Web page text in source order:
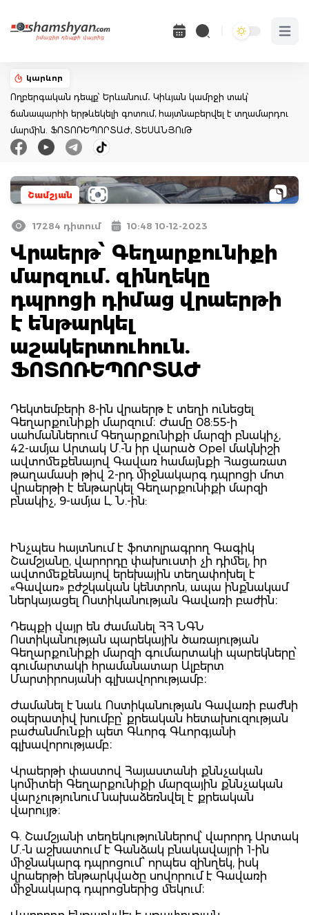
Open
կարևոր
Ողբերգական դեպք՝ Երևանում․ Կիևյան կամրջի տակ՝
ճանապարհի երթևեկելի գոտում, հայտնաբերվել է տղամարդու
մարմին. ՖՈՏՈՌԵՊՈՐՏԱԺ, ՏԵՍԱՆՅՈւԹ
Շամշյան
17284 դիտում 10:48 10-12-2023
Վրաերթ՝ Գեղարքունիքի
մարզում. զինղեկը
դպրոցի դիմաց վրաերթի
է ենթարկել
աշակերտուհուն.
ՖՈՏՈՌԵՊՈՐՏԱԺ
Դեկտեմբերի 8-ին վրաերթ է տեղի ունեցել
Գեղարքունիքի մարզում։ Ժամը 08:55-ի
սահմաններում Գեղարքունիքի մարզի բնակիչ,
42-ամյա Արտակ Մ.-ն իր վարած Opel մակնիշի
ավտոմեքենայով Գավառ համայնքի Հացառատ
թաղամասի թիվ 2-րդ միջնակարգ դպրոցի մոտ
վրաերթի է ենթարկել Գեղարքունիքի մարզի
բնակիչ, 9-ամյա Լ. Ն.-ին:
Ինչպես հայտնում է ֆոտոլրագրող Գագիկ
Շամշյանը, վարորդը փախուստի չի դիմել, իր
ավտոմեքենայով երեխային տեղափոխել է
«Գավառ» բժշկական կենտրոն, ապա ինքնակամ
ներկայացել Ոստիկանության Գավառի բաժին։
Դեպքի վայր են ժամանել ՀՀ ՆԳՆ
Ոստիկանության պարեկային ծառայության
Գեղարքունիքի մարզի գումարտակի պարեկները՝
գումարտակի հրամանատար Ալբերտ
Մարտիրոսյանի գլխավորությամբ։
Ժամանել է նաև Ոստիկանության Գավառի բաժնի
օպերատիվ խումբը՝ քրեական հետախուզության
բաժանմունքի պետ Գևորգ Գևորգյանի
գլխավորությամբ։
Վրաերթի փաստով Հայաստանի քննչական
կոմիտեի Գեղարքունիքի մարզային քննչական
վարչությունում նախաձեռնվել է քրեական
վարույթ։
Գ. Շամշյանի տեղեկություններով՝ վարորդ Արտակ
Մ.-ն աշխատում է Գանձակ բնակավայրի 1-ին
միջնակարգ դպրոցում՝ որպես զինղեկ, իսկ
վրաերթի ենթարկվածը սովորում է Գավառի
միջնակարգ դպրոցներից մեկում։